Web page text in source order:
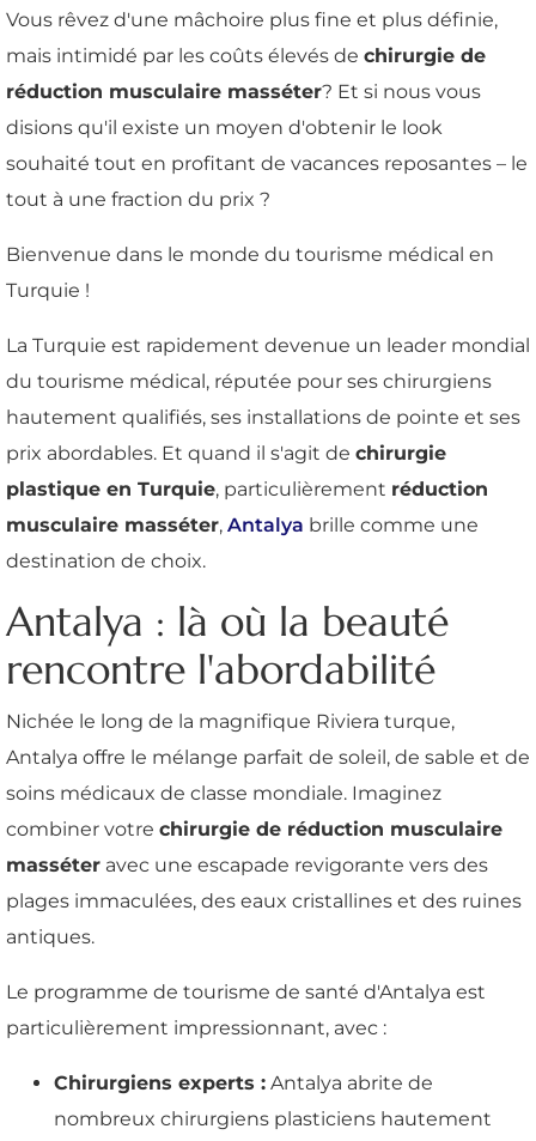
Vous rêvez d'une mâchoire plus fine et plus définie,
mais intimidé par les coûts élevés de chirurgie de
réduction musculaire masséter? Et si nous vous
disions qu'il existe un moyen d'obtenir le look
souhaité tout en profitant de vacances reposantes – le
tout à une fraction du prix ?
Bienvenue dans le monde du tourisme médical en
Turquie !
La Turquie est rapidement devenue un leader mondial
du tourisme médical, réputée pour ses chirurgiens
hautement qualifiés, ses installations de pointe et ses
prix abordables. Et quand il s'agit de chirurgie
plastique en Turquie, particulièrement réduction
musculaire masséter, Antalya brille comme une
destination de choix.
Antalya : là où la beauté
rencontre l'abordabilité
Nichée le long de la magnifique Riviera turque,
Antalya offre le mélange parfait de soleil, de sable et de
soins médicaux de classe mondiale. Imaginez
combiner votre chirurgie de réduction musculaire
masséter avec une escapade revigorante vers des
plages immaculées, des eaux cristallines et des ruines
antiques.
Le programme de tourisme de santé d'Antalya est
particulièrement impressionnant, avec :
Chirurgiens experts : Antalya abrite de
nombreux chirurgiens plasticiens hautement